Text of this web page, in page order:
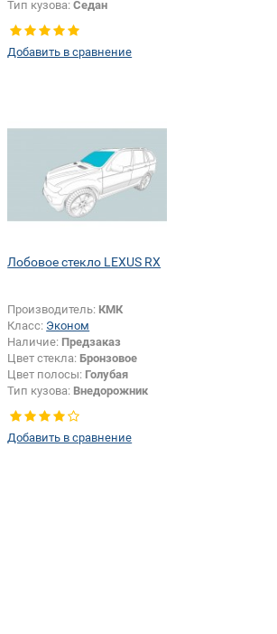
Тип кузова:Седан
Добавить в сравнение
Лобовое стекло LEXUS RX
Производитель: КМК
Класс: Эконом
Наличие: Предзаказ
Цвет стекла: Бронзовое
Цвет полосы: Голубая
Тип кузова: Внедорожник
Добавить в сравнение